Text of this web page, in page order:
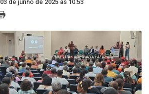
03 de junho de 2025 às 10:53